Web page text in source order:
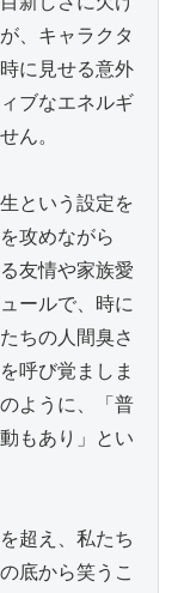
、キャラクタ
に見せる意外
ブなエネルギ
ん。
という設定を
攻めながら
友情や家族愛
ールで、時に
ちの人間臭さ
呼び覚ましま
ように、「普
もあり」とい
超え、私たち
底から笑うこ